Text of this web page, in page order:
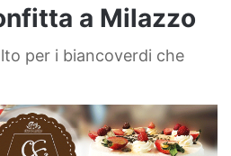
a Milazzo
per i biancoverdi che